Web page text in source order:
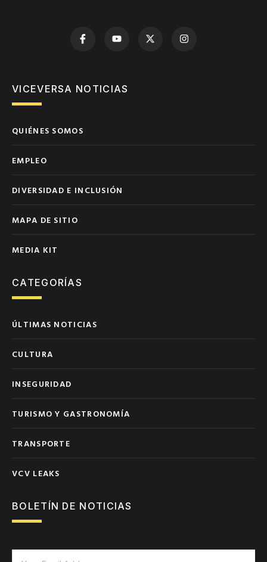
VICEVERSA NOTICIAS
QUIÉNES SOMOS
EMPLEO
DIVERSIDAD E INCLUSIÓN
MAPA DE SITIO
MEDIA KIT
CATEGORÍAS
ÚLTIMAS NOTICIAS
CULTURA
INSEGURIDAD
TURISMO Y GASTRONOMÍA
TRANSPORTE
VCV LEAKS
BOLETÍN DE NOTICIAS